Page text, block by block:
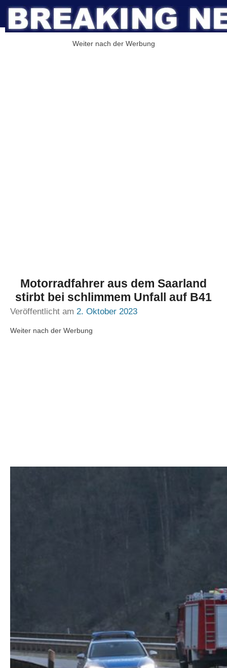
Weiter nach der Werbung
Motorradfahrer aus dem Saarland
stirbt bei schlimmem Unfall auf B41
Veröffentlicht am 2. Oktober 2023
Weiter nach der Werbung